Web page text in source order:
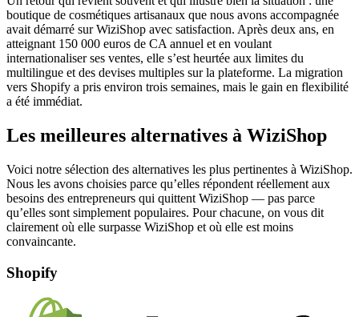
boutique de cosmétiques artisanaux que nous avons accompagnée
avait démarré sur WiziShop avec satisfaction. Après deux ans, en
atteignant 150 000 euros de CA annuel et en voulant
internationaliser ses ventes, elle s’est heurtée aux limites du
multilingue et des devises multiples sur la plateforme. La migration
vers Shopify a pris environ trois semaines, mais le gain en flexibilité
a été immédiat.
Les meilleures alternatives à WiziShop
Voici notre sélection des alternatives les plus pertinentes à WiziShop.
Nous les avons choisies parce qu’elles répondent réellement aux
besoins des entrepreneurs qui quittent WiziShop — pas parce
qu’elles sont simplement populaires. Pour chacune, on vous dit
clairement où elle surpasse WiziShop et où elle est moins
convaincante.
Shopify